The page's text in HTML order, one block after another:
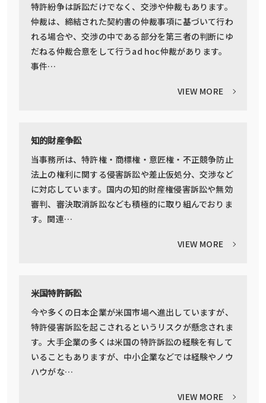
特許紛争は訴訟だけでなく、交渉や仲裁もあります。
仲裁は、締結された契約書の仲裁事項に基づいて行わ
れる場合や、交渉の中である部分を第三者の判断にゆ
だねる仲裁合意をして行うad hoc仲裁があります。
事件…
VIEW MORE
知的財産争訟
当事務所は、特許権・商標権・意匠権・不正競争防止
法上の権利に関する侵害訴訟や差止仮処分、交渉など
に対応しています。国内の知的財産権侵害訴訟や無効
審判、審決取消訴訟なども積極的に取り組んでおりま
す。関連…
VIEW MORE
米国特許訴訟
今や多くの日本企業が米国市場へ進出していますが、
特許侵害訴訟を起こされるというリスクが懸念されま
す。大手企業の多くは米国の特許訴訟の経験を有して
いることもありますが、中小企業などでは経験やノウ
ハウがな…
VIEW MORE